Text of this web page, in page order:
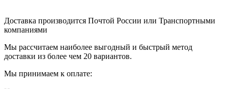
Доставка производится Почтой России или Транспортными
компаниями
Мы рассчитаем наиболее выгодный и быстрый метод
доставки из более чем 20 вариантов.
Мы принимаем к оплате: